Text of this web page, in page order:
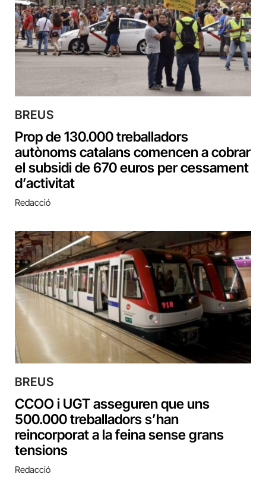
BREUS
Prop de 130.000 treballadors
autònoms catalans comencen a cobrar
el subsidi de 670 euros per cessament
d’activitat
Redacció
BREUS
CCOO i UGT asseguren que uns
500.000 treballadors s’han
reincorporat a la feina sense grans
tensions
Redacció